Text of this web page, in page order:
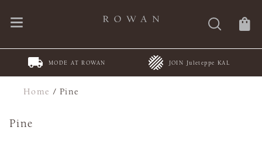
MODE AT ROWAN JOIN Juleteppe KAL
Home /Pine
Pine